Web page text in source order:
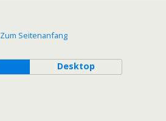
Zum Seitenanfang
Desktop